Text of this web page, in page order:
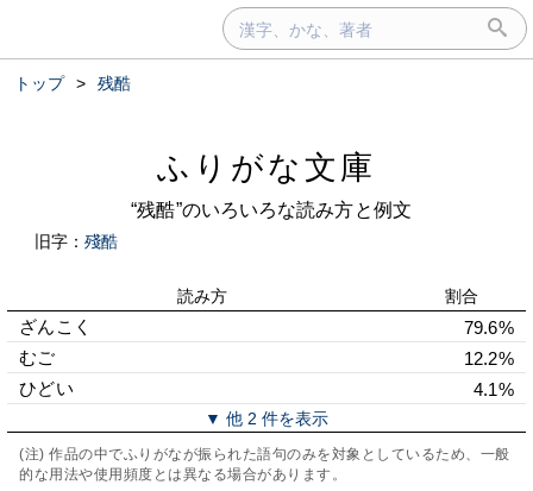
トップ > 残酷
ふりがな文庫
“残酷”のいろいろな読み方と例文
旧字： 殘酷
読み方 割合
ざんこく
79.6%
むご
12.2%
ひどい
4.1%
▼ 他 2 件を表示
(注) 作品の中でふりがなが振られた語句のみを対象としているため、一般
的な用法や使用頻度とは異なる場合があります。